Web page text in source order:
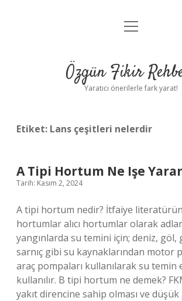
Gizlilik Politikası
Yasal Uyarı
menüyü
Özgün Fikir
Yaratıcı önerilerle fark yarat!
Etiket: Lans çeşitleri nelerdir
A Tipi Hortum Ne Işe Yarar
Tarih: Kasım 2, 2024
A tipi hortum nedir? İtfaiye
hortumlar alıcı hortumlar olarak
yangınlarda su temini için; deniz, göl,
sarnıç gibi su kaynaklarından motor
araç pompaları kullanılarak su temin
kullanılır. B tipi hortum ne demek?
yakıt direncine sahip olması ve düşük